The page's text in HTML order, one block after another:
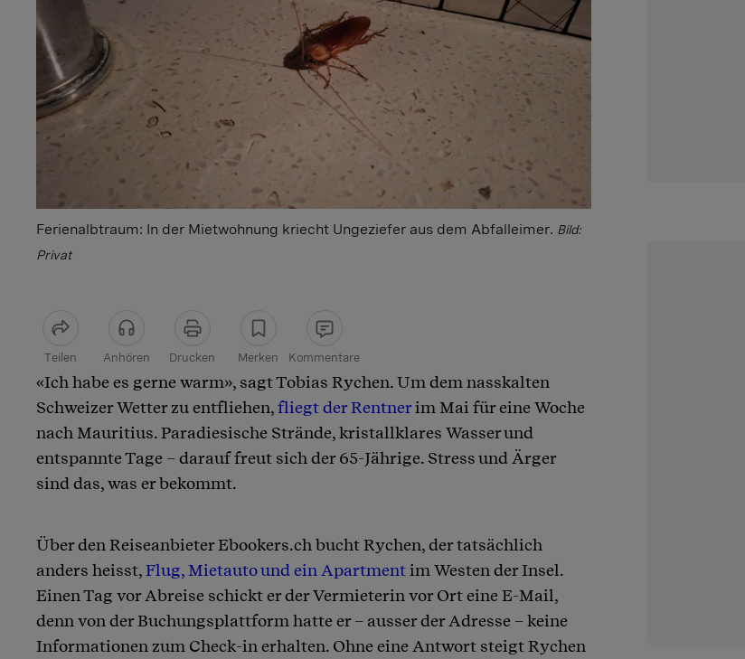
Ferienalbtraum: In der Mietwohnung kriecht Ungeziefer aus dem Abfalleimer. Bild:
Privat
Teilen Anhören Drucken Merken Kommentare
Artikel teilen
«Ich habe es gerne warm», sagt Tobias Rychen. Um dem nasskalten
Schweizer Wetter zu entfliehen,fliegt der Rentnerim Mai für eine Woche
nach Mauritius. Paradiesische Strände, kristallklares Wasser und
entspannte Tage – darauf freut sich der 65-Jährige. Stress und Ärger
sind das, was er bekommt.
Über den Reiseanbieter Ebookers.ch bucht Rychen, der tatsächlich
anders heisst,Flug, Mietauto und ein Apartmentim Westen der Insel.
Einen Tag vor Abreise schickt er der Vermieterin vor Ort eine E-Mail,
denn von der Buchungsplattform hatte er – ausser der Adresse – keine
Informationen zum Check-in erhalten. Ohne eine Antwort steigt Rychen